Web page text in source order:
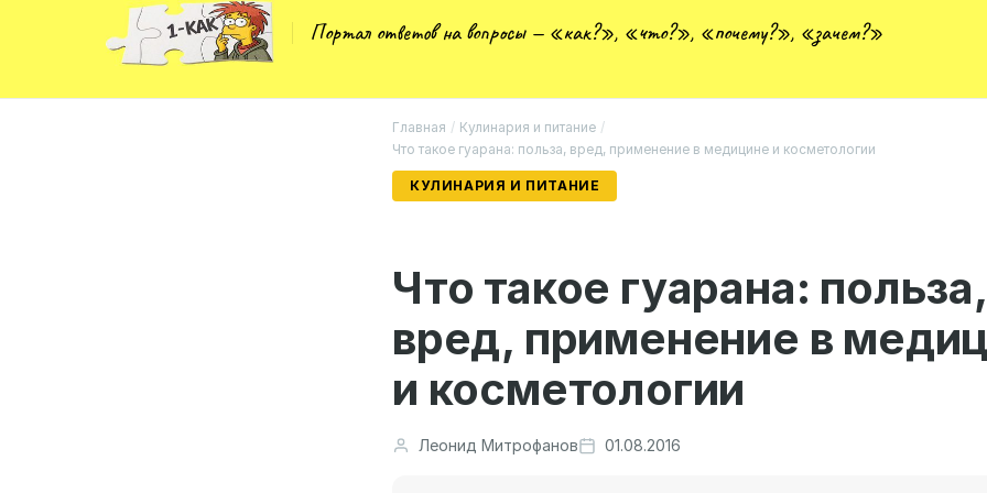
Портал ответов на вопросы — «как?», «что?», «почему?», «зачем?»
Главная / Кулинария и питание /
Что такое гуарана: польза, вред, применение в медицине и косметологии
КУЛИНАРИЯ И ПИТАНИЕ
Что такое гуарана: польза,
вред, применение в
и косметологии
Леонид Митрофанов 01.08.2016